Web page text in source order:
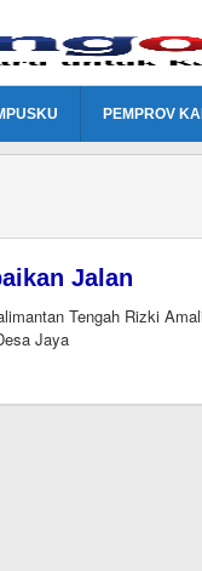
PEMPROV
Jalan
Tengah Rizki
Jaya